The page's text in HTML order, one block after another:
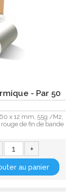
- Par 50
x 12 mm, 55g /M2,
de fin de bande
+
au panier